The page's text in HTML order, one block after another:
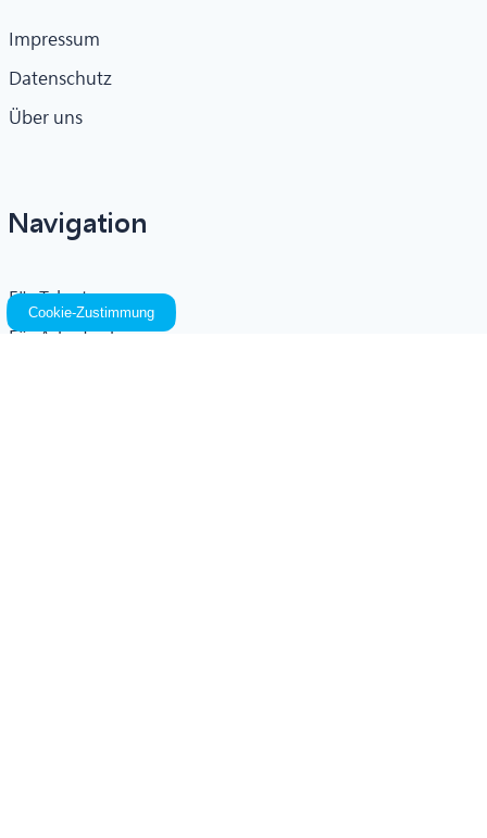
Cookie-Zustimmung
Impressum
Datenschutz
Über uns
Navigation
Für Talente
Für Arbeitgeber